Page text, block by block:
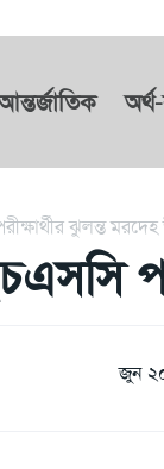
ঝুলন্ত মরদেহ
জুন